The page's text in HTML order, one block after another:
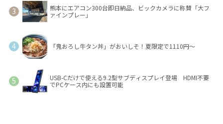
熊本にエアコン300台即日納品、ビックカメラに称賛「大フ
ァインプレー」
「鬼おろし牛タン丼」がおいしそ！夏限定で1110円～
USB-Cだけで使える9.2型サブディスプレイ登場 HDMI不要
でPCケース内にも設置可能